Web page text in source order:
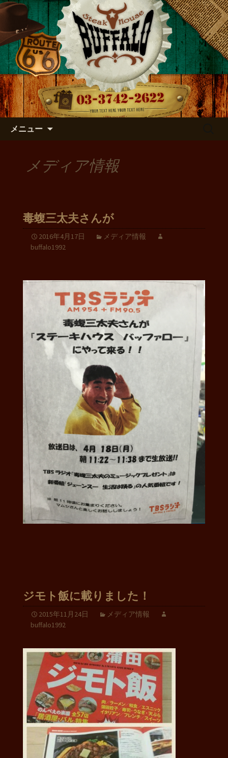
バッファローのブログ
店主のつぶやき
メニュー
メディア情報
毒蝮三太夫さんが
2016年4月17日
メディア情報
buffalo1992
ジモト飯に載りました！
2015年11月24日
メディア情報
buffalo1992